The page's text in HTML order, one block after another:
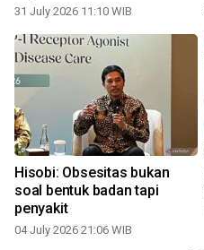
31 July 2026 11:10 WIB
Hisobi: Obsesitas bukan
soal bentuk badan tapi
penyakit
04 July 2026 21:06 WIB